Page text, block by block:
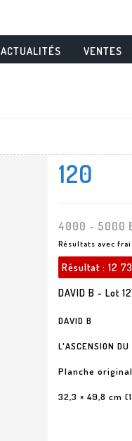
ACTUALITÉS VENTES
120
4000 - 5000
Résultats avec
Résultat : 12
DAVID B - Lot
DAVID B
L'ASCENSION
Planche
32,3 × 49,8 cm